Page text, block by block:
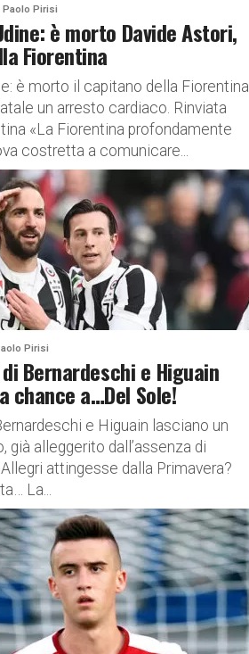
Paolo Pirisi
è morto Davide Astori,
Fiorentina
è morto il capitano della Fiorentina
un arresto cardiaco. Rinviata
«La Fiorentina profondamente
costretta a comunicare...
Pirisi
Bernardeschi e Higuain
chance a…Del Sole!
e Higuain lasciano un
già alleggerito dall’assenza di
Allegri attingesse dalla Primavera?
La...